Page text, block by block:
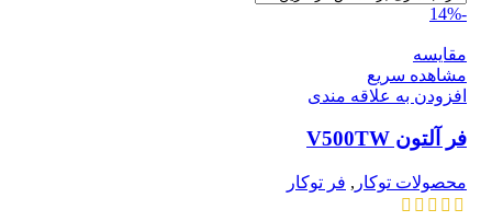
-14%
مقایسه
مشاهده سریع
افزودن به علاقه مندی
فر آلتون V500TW
محصولات توکار , فر توکار